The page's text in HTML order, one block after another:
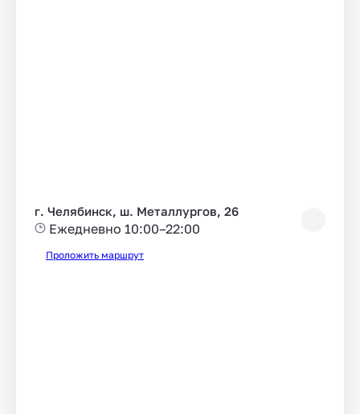
г. Челябинск, ш. Металлургов, 26
Ежедневно 10:00–22:00
Проложить маршрут